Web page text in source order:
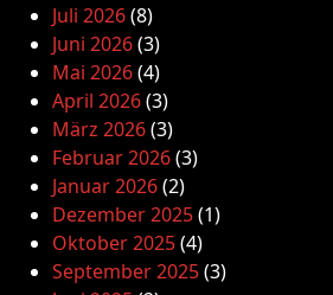
Juli 2026(8)
Juni 2026(3)
Mai 2026(4)
April 2026(3)
März 2026(3)
Februar 2026(3)
Januar 2026(2)
Dezember 2025(1)
Oktober 2025(4)
September 2025(3)